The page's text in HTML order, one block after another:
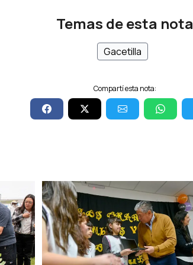
Temas de esta nota
Gacetilla
Compartí esta nota: